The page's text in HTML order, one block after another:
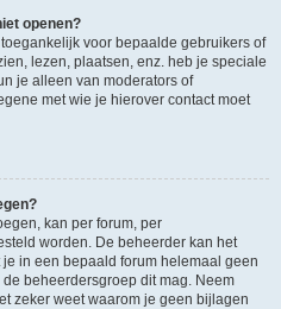
openen?
voor bepaalde gebruikers of
lezen, plaatsen, enz. heb je speciale
je alleen van moderators of
met wie je hierover contact moet
kan per forum, per
worden. De beheerder kan het
in een bepaald forum helemaal geen
beheerdersgroep dit mag. Neem
zeker weet waarom je geen bijlagen